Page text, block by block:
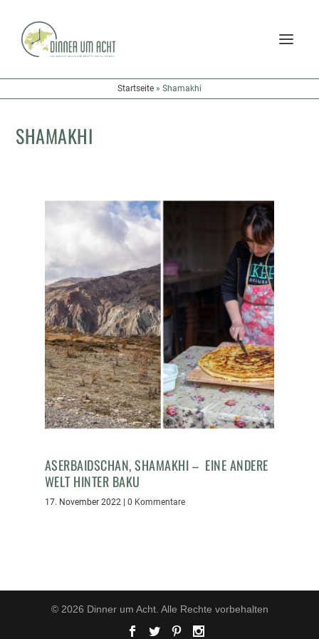
Startseite » Shamakhi
SHAMAKHI
ASERBAIDSCHAN, SHAMAKHI – EINE ANDERE
WELT HINTER BAKU
17. November 2022 | 0 Kommentare
© 2026 Dinner um Acht. Alle Rechte vorbehalten